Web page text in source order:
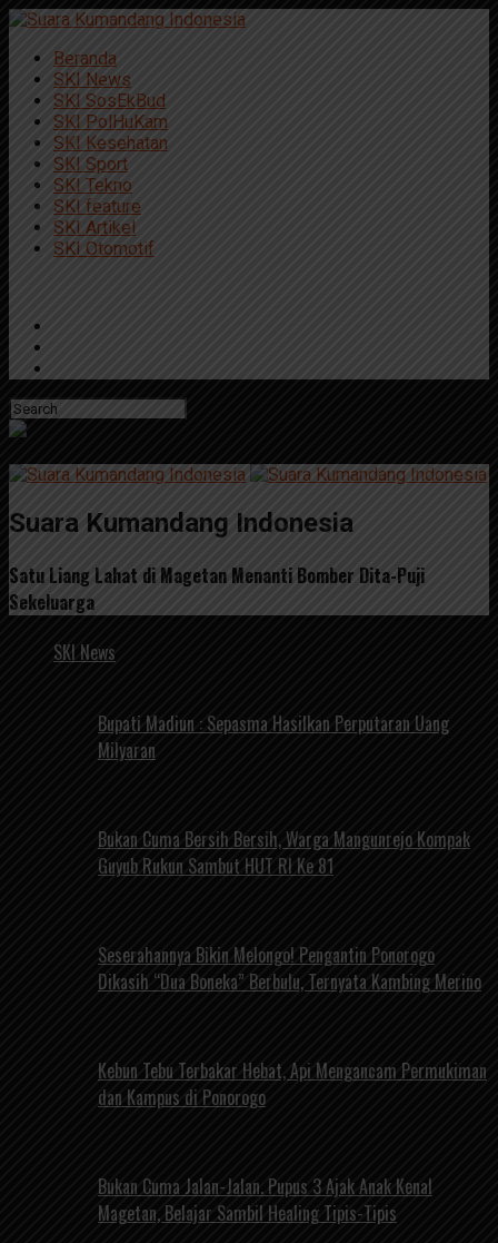
Beranda
SKI News
SKI SosEkBud
SKI PolHuKam
SKI Kesehatan
SKI Sport
SKI Tekno
SKI feature
SKI Artikel
SKI Otomotif
Suara Kumandang Indonesia
Satu Liang Lahat di Magetan Menanti Bomber Dita-Puji
Sekeluarga
SKI News
Bupati Madiun : Sepasma Hasilkan Perputaran Uang
Milyaran
Bukan Cuma Bersih Bersih, Warga Mangunrejo Kompak
Guyub Rukun Sambut HUT RI Ke 81
Seserahannya Bikin Melongo! Pengantin Ponorogo
Dikasih “Dua Boneka” Berbulu, Ternyata Kambing Merino
Kebun Tebu Terbakar Hebat, Api Mengancam Permukiman
dan Kampus di Ponorogo
Bukan Cuma Jalan-Jalan. Pupus 3 Ajak Anak Kenal
Magetan, Belajar Sambil Healing Tipis-Tipis